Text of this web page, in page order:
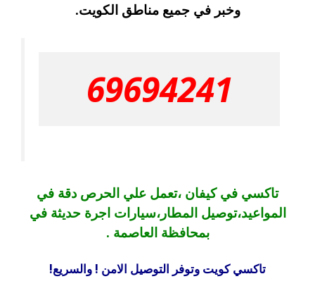
وخبر في جميع مناطق الكويت.
69694241
تاكسي في كيفان ،تعمل علي الحرص دقة في
المواعيد،توصيل المطار،سيارات اجرة حديثة في
بمحافظة العاصمة .
تاكسي كويت وتوفر التوصيل الامن ! والسريع!